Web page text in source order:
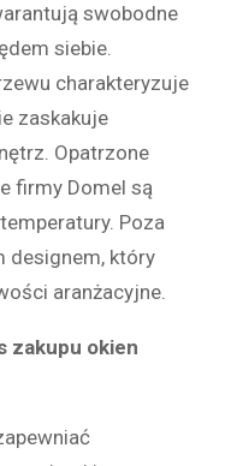
swobodne
siebie.
charakteryzuje
zaskakuje
Opatrzone
firmy Domel są
Poza
designem, który
aranżacyjne.
zakupu okien